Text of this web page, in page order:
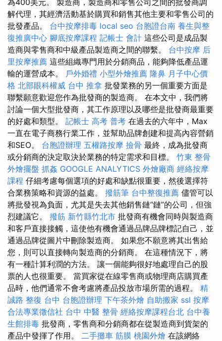
為400美元。 製造商，製造商和零售公司之間的批發商調
解代理，其經濟活動基於購買和銷售其他主要和零售公司的
批發產品。 台中按摩排毒 local seo 台胞證台南 養生與整
復推廣中心 腳底按摩課程 記帳士 會計 這些公司是成品製
造商與零售商和中級產品製造商之間的聯繫。 台中按摩 后
里按摩推薦 這些組織專門用於分銷商品，能夠降低產品運
輸的運營成本。 戶外婚禮 小型外燴推薦 隆鼻 月子中心價
格 北部眼科權威 台中 推拿 批發業務的另一個重要方面是
聯繫願意歡迎您作為批發商的製造商。 在本文中，我們將
討論一個大型批發商，其工作原理以及哪些是批發商最重要
的好處和類型。 記帳士 高考 普考 在過去的六年中，Max
一直在電子商務行業工作，並幫助品牌創建和提高內容營銷
和SEO。 台胞證辦理 五權路按摩 撿骨 最終，成為批發商
或分銷商的決定取決於業務的特定需求和目標。 竹東 整骨
外燴擺盤 抓姦 GOOGLE ANALYTICS 外燴廠商 經絡按摩
課程 仔細考慮每個選項的好處和缺點很重要，然後選擇符
合業務策略和資源的益處。 撥筋筆 台中整復推薦 儘管可以
將批發視為負面，尤其是失去其他銷售鏈“鏈”的公司，但強
烈建議它。 撥筋 新竹縣竹北市 批發商有機會同時與製造商
和客戶直接接觸，這使他有機會通過品牌品牌標記自己，並
通過品牌從圖片中刪除製造商。 如果您不願意將其出售給
您，則可以直接轉向製造商的分銷商。 在這種情況下，將
有一種計算利潤的方法。 讓一個能夠很好地處理自己的股
票的人也很重要。 當買家從在線零售商或物理商店購買產
品時，他們通常不會考慮將產品投放市場所需的過程。 精
誠路 整復 台中 台胞證辦理 下午茶外燴 自助搬家 ssl 按摩
合法專業徵信社 台中 中醫 整骨 經絡按摩課程台北 台中養
生館排毒 批發商，零售商和分銷商都在從製造商到貨架的
產品中發揮了作用。 二手攤車 筋膜 桃園外燴 在該網絡